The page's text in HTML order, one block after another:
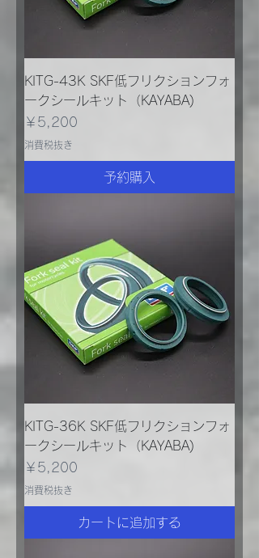
KITG-43K SKF低フリクションフォ
ークシールキット（KAYABA)
価格
￥5,200
消費税抜き
予約購入
KITG-36K SKF低フリクションフォ
ークシールキット（KAYABA)
価格
￥5,200
消費税抜き
カートに追加する